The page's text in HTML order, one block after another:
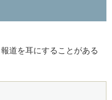
道を耳にすることがある